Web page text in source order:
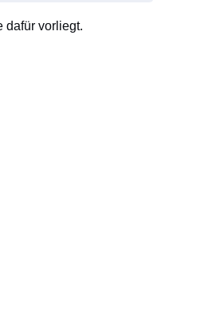
dafür vorliegt.